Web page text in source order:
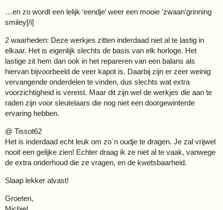
…en zo wordt een lelijk ‘eendje’ weer een mooie 'zwaan’grinning
smiley[/i]
2 waarheden: Deze werkjes zitten inderdaad niet al te lastig in
elkaar. Het is eigenlijk slechts de basis van elk horloge. Het
lastige zit hem dan ook in het repareren van een balans als
hiervan bijvoorbeeld de veer kapot is. Daarbij zijn er zeer weinig
vervangende onderdelen te vinden, dus slechts wat extra
voorzichtigheid is vereist. Maar dit zijn wel de werkjes die aan te
raden zijn voor sleutelaars die nog niet een doorgewinterde
ervaring hebben.
@ Tissot62
Het is inderdaad echt leuk om zo`n oudje te dragen. Je zal vrijwel
nooit een gelijke zien! Echter draag ik ze niet al te vaak, vanwege
de extra onderhoud die ze vragen, en de kwetsbaarheid.
Slaap lekker alvast!
Groeten,